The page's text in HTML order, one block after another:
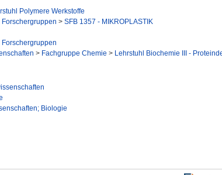
Polymere Werkstoffe
> SFB 1357 - MIKROPLASTIK
> Fachgruppe Chemie > Lehrstuhl Biochemie III -
Biologie